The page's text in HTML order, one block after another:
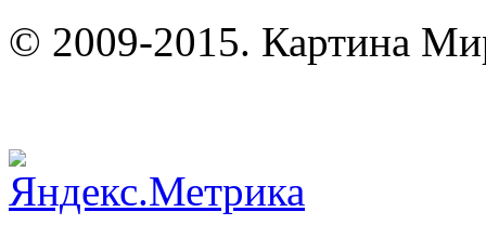
© 2009-2015. Картина